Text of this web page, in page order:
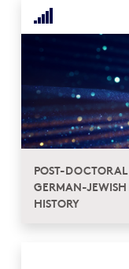
POST-
GERMAN-
HISTORY